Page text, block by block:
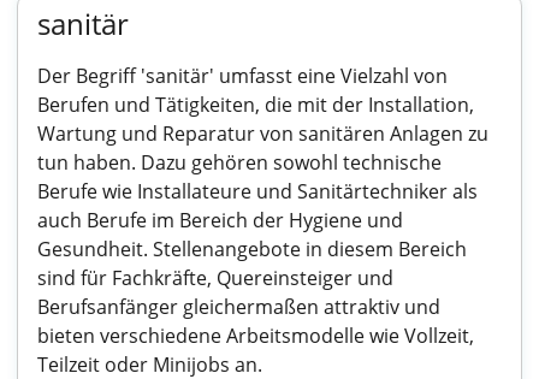
sanitär
Der Begriff 'sanitär' umfasst eine Vielzahl von
Berufen und Tätigkeiten, die mit der Installation,
Wartung und Reparatur von sanitären Anlagen zu
tun haben. Dazu gehören sowohl technische
Berufe wie Installateure und Sanitärtechniker als
auch Berufe im Bereich der Hygiene und
Gesundheit. Stellenangebote in diesem Bereich
sind für Fachkräfte, Quereinsteiger und
Berufsanfänger gleichermaßen attraktiv und
bieten verschiedene Arbeitsmodelle wie Vollzeit,
Teilzeit oder Minijobs an.